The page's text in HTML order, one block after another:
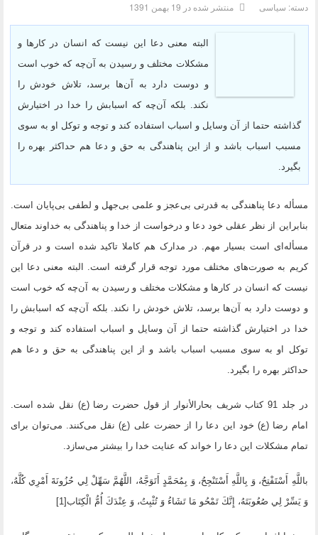
دسته: سیاسی منتشر شده در 19 بهمن 1391
البته معنی دعا این نیست که انسان در کارها و
مشکلات مختلف و رسیدن به آن‌چه که خوب است
و دوست دارد به آن‌ها برسد، تلاش خودش را
نکند. بلکه آن‌چه که اسبابش را خدا در اختیارش
گذاشته حتما از آن وسایل و اسباب استفاده کند و توجه‌ و توکل او به سوی
مسبب اسباب باشد و از این پناهندگی به حق و دعا هم حداکثر بهره را
بگیرد.
مسأله دعا پناهندگی به قدرتی بی‌عجز و علمی بی‌جهل و لطفی بی‌پایان است.
بنابراین از نظر عقلی خود دعا و درخواست از خدا و پناهندگی به خداوند متعال
مسأله‌ای است بسیار مهم. در مدارک هم کاملا تاکید شده است و در قرآن
کریم به صورت‌های مختلف مورد توجه قرار گرفته است. البته معنی دعا این
نیست که انسان در کارها و مشکلات مختلف و رسیدن به آن‌چه که خوب است
و دوست دارد به آن‌ها برسد، تلاش خودش را نکند. بلکه آن‌چه که اسبابش را
خدا در اختیارش گذاشته حتما از آن وسایل و اسباب استفاده کند و توجه‌ و
توکل او به سوی مسبب اسباب باشد و از این پناهندگی به حق و دعا هم
حداکثر بهره را بگیرد.
در جلد 91 کتاب شریف بحارالأنوار از قول حضرت رضا (ع) نقل شده است.
امام رضا (ع) خود این دعا را از حضرت علی (ع) نقل می‌کنند. می‌توان برای
تمام مشکلات این دعا را خواند که عنایت خدا را بیشتر می‌سازد.
باللَّهِ‏ أَسْتَفْتِحُ‏، وَ بِاللَّهِ أَسْتَنْجِحُ، وَ بِمُحَمَّدٍ أَتَوَجَّهُ، اللَّهُمَّ سَهِّلْ لِي حُزُونَةَ أَمْرِي كُلَّهُ،
وَ يَسِّرْ لِي صُعُوبَتَهُ، إِنَّكَ تَمْحُو مَا تَشَاءُ وَ تُثْبِتُ، وَ عِنْدَكَ أُمُّ الْكِتَاب‏[1]